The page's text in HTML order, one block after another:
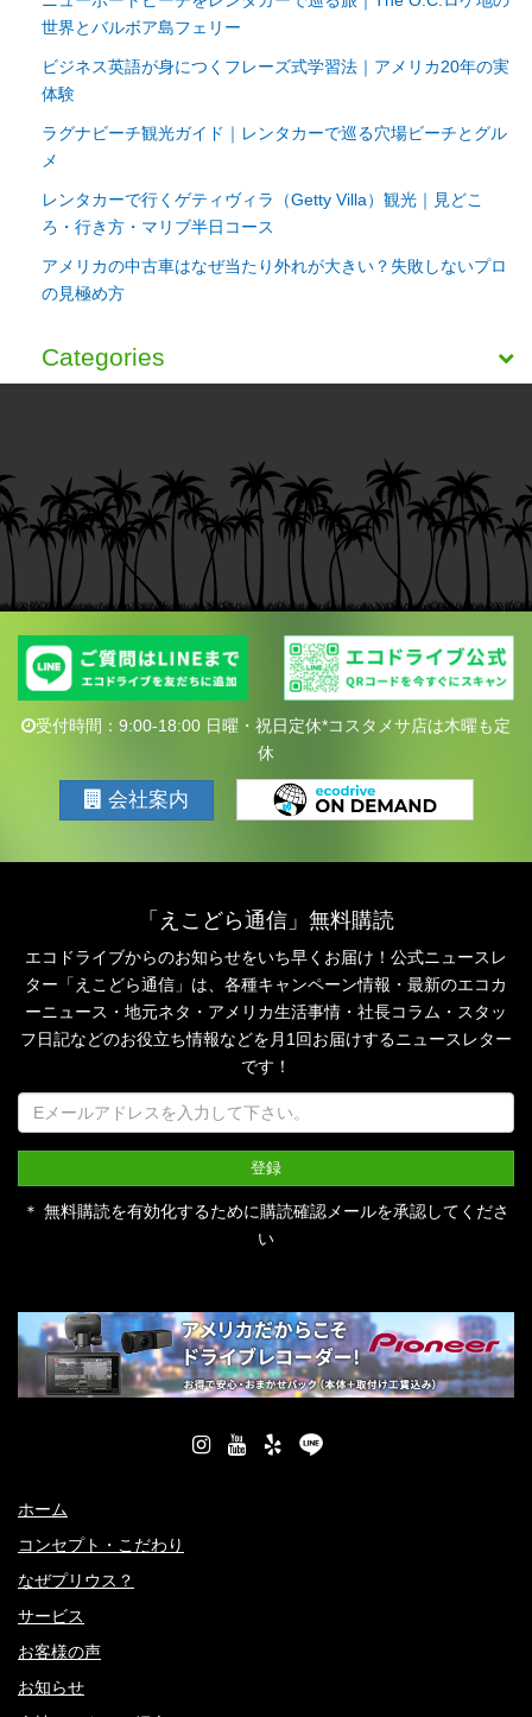
世界とバルボア島フェリー
ビジネス英語が身につくフレーズ式学習法｜アメリカ20年の実
体験
ラグナビーチ観光ガイド｜レンタカーで巡る穴場ビーチとグル
メ
レンタカーで行くゲティヴィラ（Getty Villa）観光｜見どこ
ろ・行き方・マリブ半日コース
アメリカの中古車はなぜ当たり外れが大きい？失敗しないプロ
の見極め方
Categories
受付時間：9:00-18:00 日曜・祝日定休*コスタメサ店は木曜も定
休
会社案内
「えこどら通信」無料購読
エコドライブからのお知らせをいち早くお届け！公式ニュースレ
ター「えこどら通信」は、 各種キャンペーン情報・最新のエコカ
ーニュース・地元ネタ・アメリカ生活事情・社長コラム・ スタッ
フ日記などのお役立ち情報などを月1回お届けするニュースレター
です！
＊ 無料購読を有効化するために購読確認メールを承認してくださ
い
ホーム
コンセプト・こだわり
なぜプリウス？
サービス
お客様の声
お知らせ